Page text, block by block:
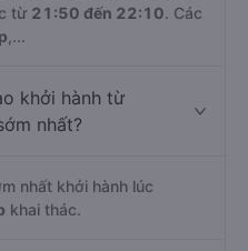
từ 21:50 đến 22:10. Các
,...
khởi hành từ
nhất?
nhất khởi hành lúc
khai thác.